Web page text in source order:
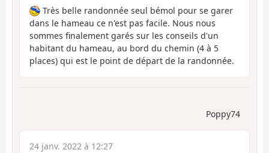
Très belle randonnée seul bémol pour se garer
dans le hameau ce n'est pas facile. Nous nous
sommes finalement garés sur les conseils d'un
habitant du hameau, au bord du chemin (4 à 5
places) qui est le point de départ de la randonnée.
Poppy74
24 janv. 2022 à 12:27